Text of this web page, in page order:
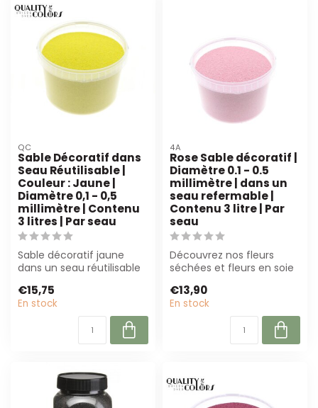
QC
Sable Décoratif dans
Seau Réutilisable |
Couleur : Jaune |
Diamètre 0,1 - 0,5
millimètre | Contenu
3 litres | Par seau
Sable décoratif jaune
dans un seau réutilisable
fleuriste...
€15,75
En stock
4A
Rose Sable décoratif |
Diamètre 0.1 - 0.5
millimètre | dans un
seau refermable |
Contenu 3 litre | Par
seau
Découvrez nos fleurs
séchées et fleurs en soie
parfaites pour ...
€13,90
En stock